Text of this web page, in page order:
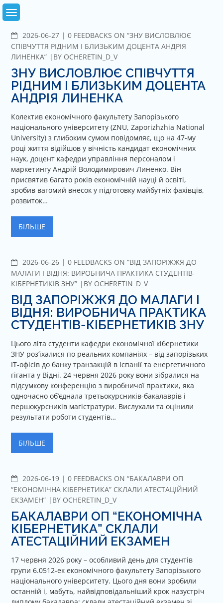
Skip
to
2026-06-27
C
O
M
M
E
N
T
0 FEEDBACKS ON “ЗНУ ВИСЛОВЛЮЄ
СПІВЧУТТЯ РІДНИМ І БЛИЗЬКИМ ДОЦЕНТА АНДРІЯ
ЛИНЕНКА”
BY OCHERETIN_D_V
ЗНУ ВИСЛОВЛЮЄ СПІВЧУТТЯ
РІДНИМ І БЛИЗЬКИМ ДОЦЕНТА
АНДРІЯ ЛИНЕНКА
Колектив економічного факультету Запорізького
національного університету (ZNU, Zaporizhzhia National
University) з глибоким сумом повідомляє, що на 47-му
році життя відійшов у вічність кандидат економічних
наук, доцент кафедри управління персоналом і
маркетингу Андрій Володимирович Линенко. Він
присвятив багато років економічній науці й освіті,
зробив вагомий внесок у підготовку майбутніх фахівців,
розвиток…
БІЛЬШЕ
2026-06-26
C
O
M
M
E
N
T
0 FEEDBACKS ON “ВІД ЗАПОРІЖЖЯ ДО
МАЛАГИ І ВІДНЯ: ВИРОБНИЧА ПРАКТИКА СТУДЕНТІВ-
КІБЕРНЕТИКІВ ЗНУ”
BY OCHERETIN_D_V
ВІД ЗАПОРІЖЖЯ ДО МАЛАГИ І
ВІДНЯ: ВИРОБНИЧА ПРАКТИКА
СТУДЕНТІВ-КІБЕРНЕТИКІВ ЗНУ
Цього літа студенти кафедри економічної кібернетики
ЗНУ роз’їхалися по реальних компаніях – від запорізьких
ІТ-офісів до банку транзакцій в Іспанії та енергетичного
гіганта у Відні. 24 червня 2026 року вони зібралися на
підсумкову конференцію з виробничої практики, яка
одночасно об’єднала третьокурсників-бакалаврів і
першокурсників магістратури. Вислухали та оцінили
результати роботи студентів…
БІЛЬШЕ
2026-06-19
C
O
M
M
E
N
0 FEEDBACKS ON “БАКАЛАВРИ ОП
“ЕКОНОМІЧНА КІБЕРНЕТИКА” СКЛАЛИ АТЕСТАЦІЙНИЙ
ЕКЗАМЕН”
BY OCHERETIN_D_V
БАКАЛАВРИ ОП “ЕКОНОМІЧНА
КІБЕРНЕТИКА” СКЛАЛИ
АТЕСТАЦІЙНИЙ ЕКЗАМЕН
17 червня 2026 року – особливий день для студентів
групи 6.0512-ек економічного факультету Запорізького
національного університету. Цього дня вони зробили
останній і, мабуть, найвідповідальніший крок назустріч